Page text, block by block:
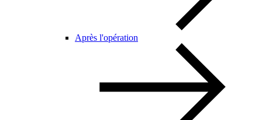
Après l'opération